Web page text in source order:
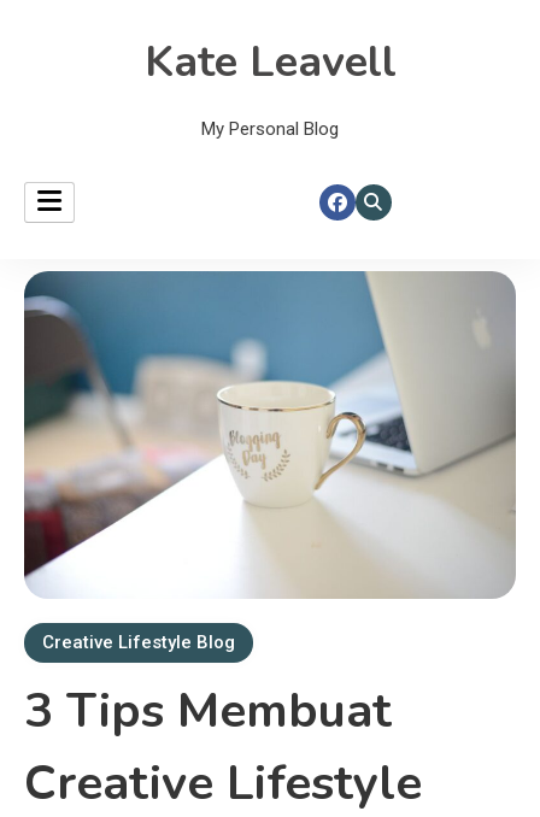
Kate Leavell
My Personal Blog
Creative Lifestyle Blog
3 Tips Membuat
Creative Lifestyle